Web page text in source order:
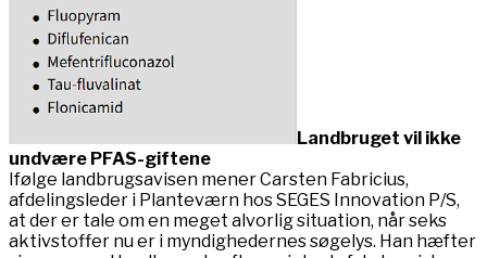
Landbruget vil ikke
undvære PFAS-giftene
Ifølge landbrugsavisen mener Carsten Fabricius,
afdelingsleder i Planteværn hos SEGES Innovation P/S,
at der er tale om en meget alvorlig situation, når seks
aktivstoffer nu er i myndighedernes søgelys. Han hæfter